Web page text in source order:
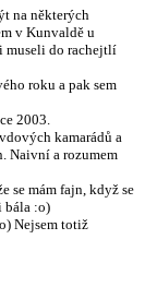
na některých
v Kunvaldě u
museli do rachejtlí
roku a pak sem
2003.
kamarádů a
Naivní a rozumem
se mám fajn, když se
bála :o)
Nejsem totiž